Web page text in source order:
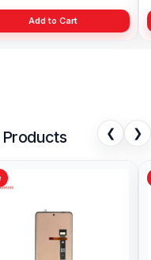
Add to Cart
Products ❮ ❯